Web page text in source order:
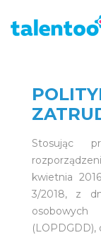
Stosując
kwietnia
3/2018, z
(LOPDGDD),